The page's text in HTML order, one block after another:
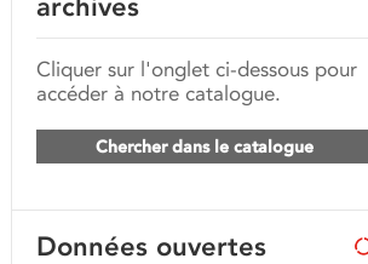
archives
Cliquer sur l'onglet ci-dessous pour
accéder à notre catalogue.
Chercher dans le catalogue
Données ouvertes